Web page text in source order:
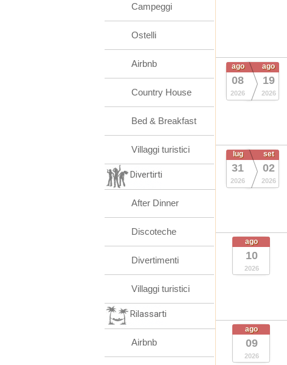
ago
08
2026
ago
19
2026
lug
31
2026
set
02
2026
ago
10
2026
ago
09
2026
Campeggi
Ostelli
Airbnb
Country House
Bed & Breakfast
Villaggi turistici
Divertirti
After Dinner
Discoteche
Divertimenti
Villaggi turistici
Rilassarti
Airbnb